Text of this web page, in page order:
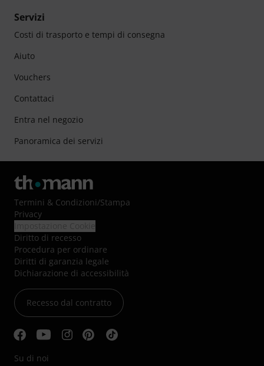
Servizi
Costi di trasporto e tempi di consegna
Aiuto
Vouchers
Contattaci
Entra nel negozio
Panoramica dei servizi
Termini & Condizioni/Stampa
Privacy
Diritto di recesso
Procedura per ordinare
Diritti di garanzia legale
Dichiarazione di accessibilità
Recesso dal contratto
Su di noi